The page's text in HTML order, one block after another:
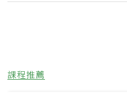
課程推薦